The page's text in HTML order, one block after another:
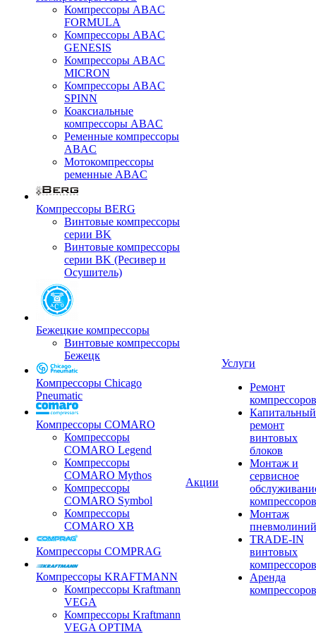
Компрессоры ABAC
FORMULA
Компрессоры ABAC
GENESIS
Компрессоры ABAC
MICRON
Компрессоры ABAC
SPINN
Коаксиальные
компрессоры ABAC
Ременные компрессоры
ABAC
Мотокомпрессоры
ременные ABAC
Компрессоры BERG
Винтовые компрессоры
серии BK
Винтовые компрессоры
серии BK (Ресивер и
Осушитель)
Бежецкие компрессоры
Винтовые компрессоры
Бежецк
Компрессоры Chicago
Pneumatic
Компрессоры COMARO
Компрессоры
COMARO Legend
Компрессоры
COMARO Mythos
Компрессоры
COMARO Symbol
Компрессоры
COMARO XB
Компрессоры COMPRAG
Компрессоры KRAFTMANN
Компрессоры Kraftmann
VEGA
Компрессоры Kraftmann
VEGA OPTIMA
Акции
Услуги
Ремонт
компрессоров
Капитальный
ремонт
винтовых
блоков
Монтаж и
сервисное
компрессоров
Монтаж
пневмолиний
TRADE-IN
винтовых
компрессоров
Аренда
компрессоров